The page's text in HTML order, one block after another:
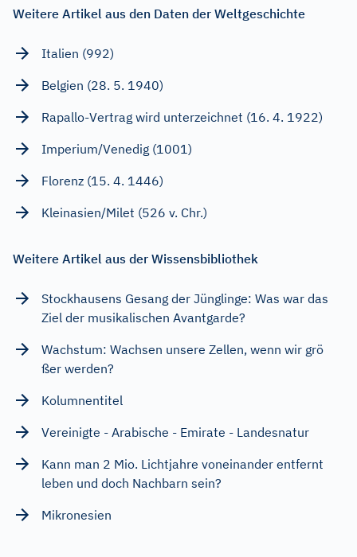
Weitere Artikel aus den Daten der Weltgeschichte
Italien (992)
Belgien (28. 5. 1940)
Rapallo-Vertrag wird unterzeichnet (16. 4. 1922)
Imperium/Venedig (1001)
Florenz (15. 4. 1446)
Kleinasien/Milet (526 v. Chr.)
Weitere Artikel aus der Wissensbibliothek
Stockhausens Gesang der Jünglinge: Was war das
Ziel der musikalischen Avantgarde?
Wachstum: Wachsen unsere Zellen, wenn wir grö
ßer werden?
Kolumnentitel
Vereinigte - Arabische - Emirate - Landesnatur
Kann man 2 Mio. Lichtjahre voneinander entfernt
leben und doch Nachbarn sein?
Mikronesien